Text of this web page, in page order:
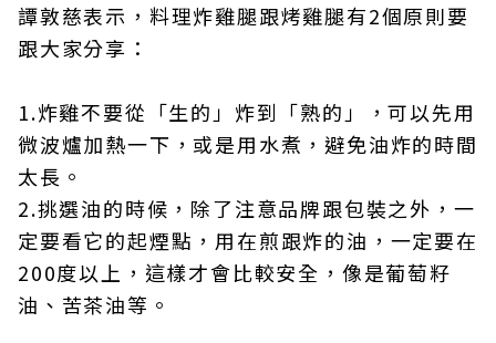
譚敦慈表示，料理炸雞腿跟烤雞腿有2個原則要
跟大家分享：
1.炸雞不要從「生的」炸到「熟的」，可以先用
微波爐加熱一下，或是用水煮，避免油炸的時間
太長。
2.挑選油的時候，除了注意品牌跟包裝之外，一
定要看它的起煙點，用在煎跟炸的油，一定要在
200度以上，這樣才會比較安全，像是葡萄籽
油、苦茶油等。